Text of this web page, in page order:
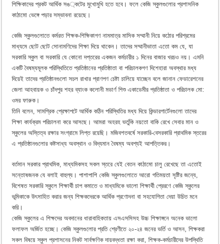
শিক্ষিকাদের প্রকট আর্থিক সঙ্কটের মুখোমুখি হতে হবে। ফলে কেজি স্কুলগুলোর প্রশাসনিক
কাঠামো ভেঙ্গে পড়ার সম্ভাবনা রয়েছে।
কেজি স্কুলগুলোতে কর্মরত শিক্ষক-শিক্ষিকাগণ নামমাত্র মাসিক সম্মানী নিয়ে কঠোর পরিশ্রমের
মাধ্যমে ছোট ছোট সোনামণিদের শিক্ষা দিয়ে থাকেন। তাদের সম্মানীভাতা এতো কম যে, যা
সরকারি স্কুল বা সরকারি যে কোনো দপ্তরের একজন কর্মচারীর ১ দিনের বাজার খরচও নয়। এমনি
একটি বৈষম্যমূলক পরিস্থিতিতে প্রতিষ্ঠানের প্রতিষ্ঠাতা বা পরিচালকগণ দিশেহারা অবস্থার মধ্য
দিয়েই তাদের প্রতিষ্ঠানগুলো সচল রাখার প্রাণপণ চেষ্টা চালিয়ে যাচ্ছেন বলে জানান ফেডারেশনের
জেলা আহবায়ক ও চাঁদপুর শহর ব্যাংক কলোনী মডার্ণ শিশু একাডেমীর প্রতিষ্ঠাতা ও পরিচালক মো:
ওমর ফারুক।
তিনি বলেন, সামগ্রিক প্রেক্ষাপটে আর্থিক কঠিন পরিস্থিতির মধ্য দিয়ে কিন্ডারগার্টেনগুলো তাদের
শিক্ষা কার্যক্রম পরিচালনা করে আসছে। আমরা অহরহ ভর্তুকি নয়তো বাকি রেখে সেবার মান ও
স্কুলের অস্তিত্ব রক্ষার সংগ্রামে লিপ্ত রয়েছি। মজিবশতবর্ষে সরকারি-বেসরকারি প্রাথমিক স্তরের
এ প্রতিষ্ঠানগুলোর কষ্টসাধ্য অবস্থান ও বিদ্যমান বৈষম্য অবশ্যই আপত্তিকর।
বর্তমান সরকার প্রাথমিক, মাধ্যমিকসহ সকল স্তরে যেই বেতন কাঠামো চালু রেখেছে তা এতোই
সন্তোষজনক যে বলাই বাহুল্য। পাশাপাশি কেজি স্কুলগুলোতে আরো গতিময়তা সৃষ্টির জন্যে,
বিশেষত সরকারি স্কুলে শিক্ষার্থী চাপ কমাতে ও মাধ্যমিকে ভালো শিক্ষার্থী প্রেরণে কেজি স্কুলের
ভূমিকাকে উৎসাহিত করার জন্য শিক্ষকদেরকে আর্থিক প্রণোদনা বা সহযোগিতা দেয়া উচিত মনে
করি।
কেজি স্কুলের এ শিক্ষদের অবদানের ধারাবাহিকতায় এসএসসিসহ উচ্চ শিক্ষাঙ্গনে অনেক ভালো
ফলাফল অর্জিত হচ্ছে। কেজি স্কুলগুলোর প্রতি শ্রেণীতে ২০-২৪ জনের ভর্তি ও আসন, শিক্ষকরা
সকল বিষয়ে স্কুল প্রশাসনের নিকট সার্বক্ষণিক দায়বদ্ধতা রক্ষা করা, শিক্ষক-কর্মচারীদের উপস্থিতি